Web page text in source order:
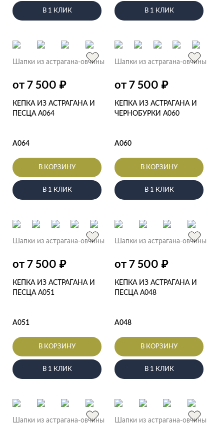
В 1 КЛИК В 1 КЛИК
Шапки из астрагана-овчины
от 7 500 ₽
КЕПКА ИЗ АСТРАГАНА И
ПЕСЦА А064
А064
В КОРЗИНУ
В 1 КЛИК
Шапки из астрагана-овчины
от 7 500 ₽
КЕПКА ИЗ АСТРАГАНА И
ЧЕРНОБУРКИ А060
А060
В КОРЗИНУ
В 1 КЛИК
Шапки из астрагана-овчины
от 7 500 ₽
КЕПКА ИЗ АСТРАГАНА И
ПЕСЦА А051
А051
В КОРЗИНУ
В 1 КЛИК
Шапки из астрагана-овчины
от 7 500 ₽
КЕПКА ИЗ АСТРАГАНА И
ПЕСЦА А048
А048
В КОРЗИНУ
В 1 КЛИК
Шапки из астрагана-овчины Шапки из астрагана-овчины